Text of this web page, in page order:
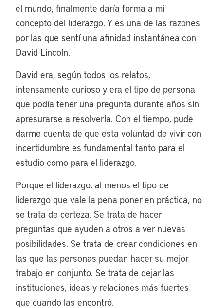
el mundo, finalmente daría forma a mi
concepto del liderazgo. Y es una de las razones
por las que sentí una afinidad instantánea con
David Lincoln.
David era, según todos los relatos,
intensamente curioso y era el tipo de persona
que podía tener una pregunta durante años sin
apresurarse a resolverla. Con el tiempo, pude
darme cuenta de que esta voluntad de vivir con
incertidumbre es fundamental tanto para el
estudio como para el liderazgo.
Porque el liderazgo, al menos el tipo de
liderazgo que vale la pena poner en práctica, no
se trata de certeza. Se trata de hacer
preguntas que ayuden a otros a ver nuevas
posibilidades. Se trata de crear condiciones en
las que las personas puedan hacer su mejor
trabajo en conjunto. Se trata de dejar las
instituciones, ideas y relaciones más fuertes
que cuando las encontró.